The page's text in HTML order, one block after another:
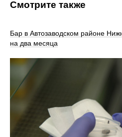
Смотрите также
Бар в Автозаводском районе
на два месяца